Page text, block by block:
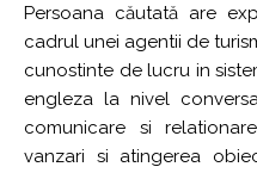
Persoana căutată are
cadrul unei agentii de
cunostinte de lucru in
engleza la nivel
comunicare si
vanzari si atingerea